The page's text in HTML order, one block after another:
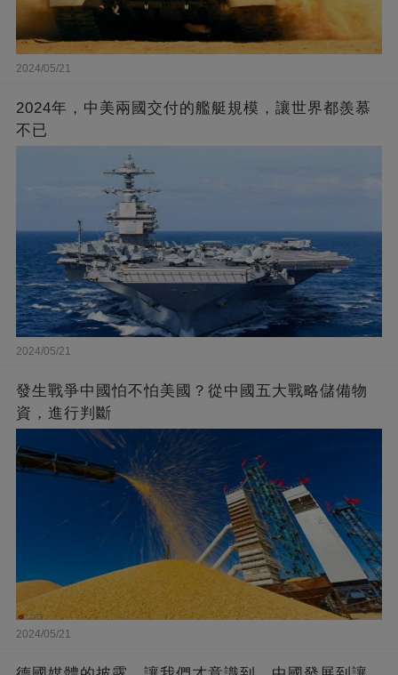
2024/05/21
2024年，中美兩國交付的艦艇規模，讓世界都羨慕
不已
2024/05/21
發生戰爭中國怕不怕美國？從中國五大戰略儲備物
資，進行判斷
2024/05/21